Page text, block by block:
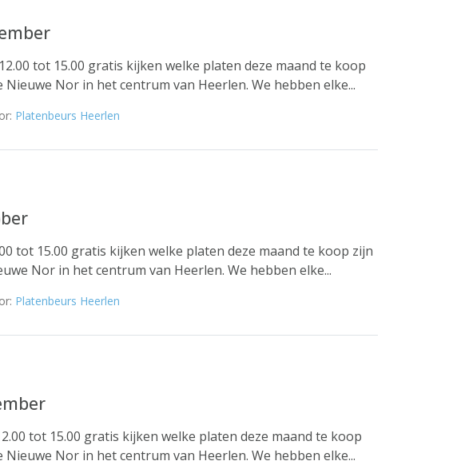
tot 15.00 gratis kijken welke platen deze maand te koop
Nor in het centrum van Heerlen. We hebben elke...
Platenbeurs Heerlen
tot 15.00 gratis kijken welke platen deze maand te koop zijn
Nor in het centrum van Heerlen. We hebben elke...
Platenbeurs Heerlen
tot 15.00 gratis kijken welke platen deze maand te koop
Nor in het centrum van Heerlen. We hebben elke...